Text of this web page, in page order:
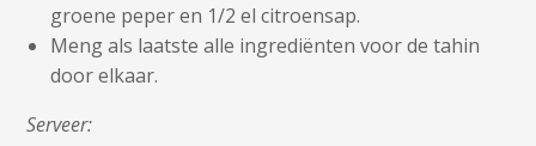
groene peper en 1/2 el citroensap.
Meng als laatste alle ingrediënten voor de tahin
door elkaar.
Serveer: